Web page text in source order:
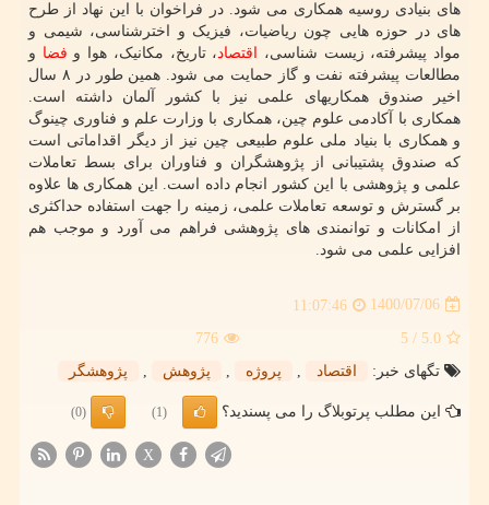
های بنیادی روسیه همکاری می شود. در فراخوان با این نهاد از طرح
های در حوزه هایی چون ریاضیات، فیزیک و اخترشناسی، شیمی و
مواد پیشرفته، زیست شناسی،
اقتصاد، تاریخ، مکانیک، هوا و فضا و
مطالعات پیشرفته نفت و گاز حمایت می شود. همین طور در ۸ سال
اخیر صندوق همکاریهای علمی نیز با کشور آلمان داشته است.
همکاری با آکادمی علوم چین، همکاری با وزارت علم و فناوری چینوگ
و همکاری با بنیاد ملی علوم طبیعی چین نیز از دیگر اقداماتی است
که صندوق پشتیبانی از پژوهشگران و فناوران برای بسط تعاملات
علمی و پژوهشی با این کشور انجام داده است. این همکاری ها علاوه
بر گسترش و توسعه تعاملات علمی، زمینه را جهت استفاده حداکثری
از امکانات و توانمندی های پژوهشی فراهم می آورد و موجب هم
افزایی علمی می شود.
1400/07/06
11:07:46
5.0
/ 5
776
تگهای خبر:
اقتصاد , پروژه , پژوهش , پژوهشگر
این مطلب پرتوبلاگ را می پسندید؟ (1)
(0)
X